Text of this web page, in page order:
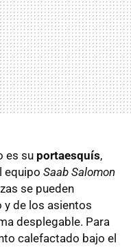
es su portaesquís,
equipo Saab Salomon
se pueden
y de los asientos
desplegable. Para
calefactado bajo el